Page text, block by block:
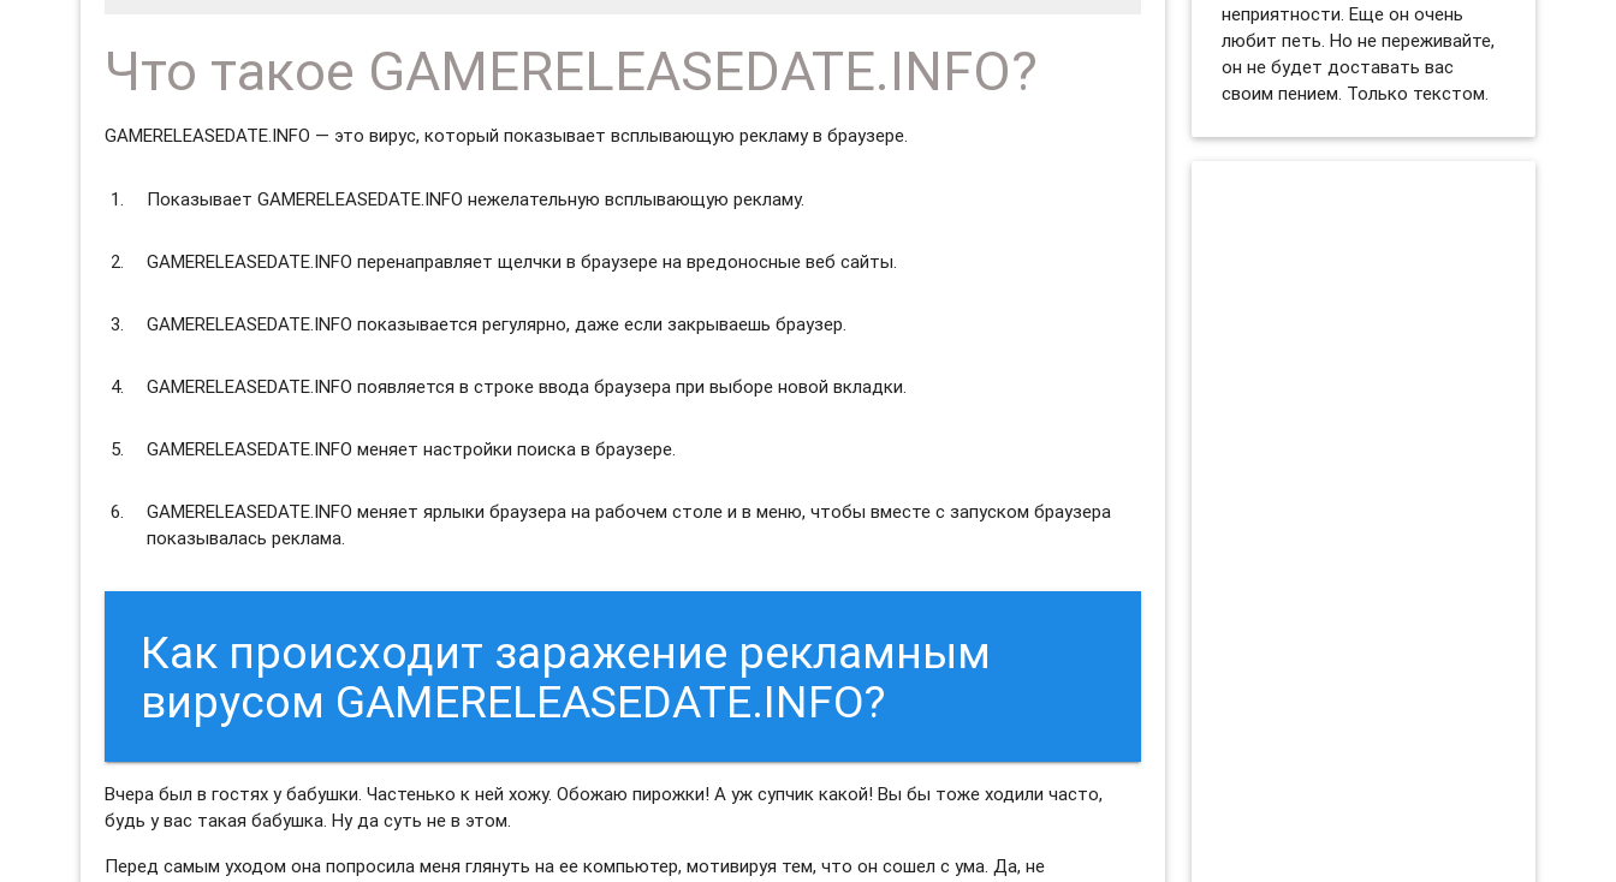
Что такое GAMERELEASEDATE.INFO?
GAMERELEASEDATE.INFO — это вирус, который показывает всплывающую рекламу в браузере.
Показывает GAMERELEASEDATE.INFO нежелательную всплывающую рекламу.
GAMERELEASEDATE.INFO перенаправляет щелчки в браузере на вредоносные веб сайты.
GAMERELEASEDATE.INFO показывается регулярно, даже если закрываешь браузер.
GAMERELEASEDATE.INFO появляется в строке ввода браузера при выборе новой вкладки.
GAMERELEASEDATE.INFO меняет настройки поиска в браузере.
GAMERELEASEDATE.INFO меняет ярлыки браузера на рабочем столе и в меню, чтобы вместе с запуском браузера
показывалась реклама.
Как происходит заражение рекламным
вирусом GAMERELEASEDATE.INFO?
Вчера был в гостях у бабушки. Частенько к ней хожу. Обожаю пирожки! А уж супчик какой! Вы бы тоже ходили часто,
будь у вас такая бабушка. Ну да суть не в этом.
Перед самым уходом она попросила меня глянуть на ее компьютер, мотивируя тем, что он сошел с ума. Да, не
неприятности. Еще он очень
любит петь. Но не переживайте,
он не будет доставать вас
своим пением. Только текстом.